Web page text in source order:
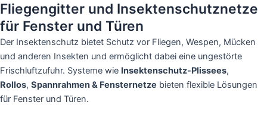
Fliegengitter und Insektenschutznetze
für Fenster und Türen
Der Insektenschutz bietet Schutz vor Fliegen, Wespen, Mücken
und anderen Insekten und ermöglicht dabei eine ungestörte
Frischluftzufuhr. Systeme wie Insektenschutz-Plissees,
Rollos, Spannrahmen & Fensternetze bieten flexible Lösungen
für Fenster und Türen.